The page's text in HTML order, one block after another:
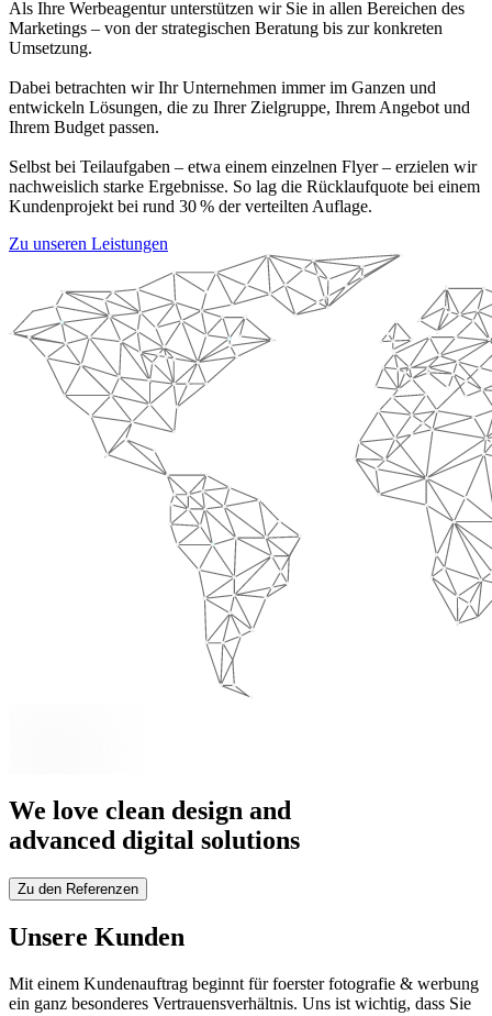
Als Ihre Werbeagentur unterstützen wir Sie in allen Bereichen des
Marketings – von der strategischen Beratung bis zur konkreten
Umsetzung.
Dabei betrachten wir Ihr Unternehmen immer im Ganzen und
entwickeln Lösungen, die zu Ihrer Zielgruppe, Ihrem Angebot und
Ihrem Budget passen.
Selbst bei Teilaufgaben – etwa einem einzelnen Flyer – erzielen wir
nachweislich starke Ergebnisse. So lag die Rücklaufquote bei einem
Kundenprojekt bei rund 30 % der verteilten Auflage.
Zu unseren Leistungen
We love clean design and
advanced digital solutions
Zu den Referenzen
Unsere Kunden
Mit einem Kundenauftrag beginnt für foerster fotografie & werbung
ein ganz besonderes Vertrauensverhältnis. Uns ist wichtig, dass Sie